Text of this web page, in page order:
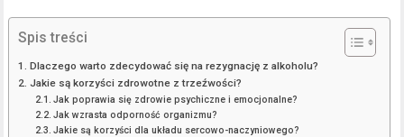
Spis treści
Dlaczego warto zdecydować się na rezygnację z alkoholu?
Jakie są korzyści zdrowotne z trzeźwości?
Jak poprawia się zdrowie psychiczne i emocjonalne?
Jak wzrasta odporność organizmu?
Jakie są korzyści dla układu sercowo-naczyniowego?